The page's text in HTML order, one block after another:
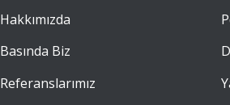
Hakkımızda
Basında Biz
Referanslarımız